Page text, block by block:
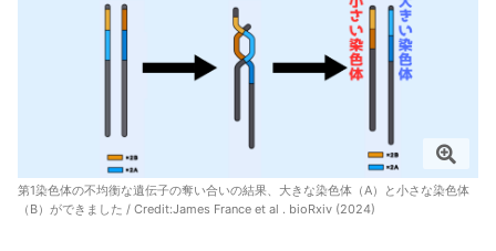
第1染色体の不均衡な遺伝子の奪い合いの結果、大きな染色体（A）と小さな染色体
（B）ができました / Credit:James France et al . bioRxiv (2024)